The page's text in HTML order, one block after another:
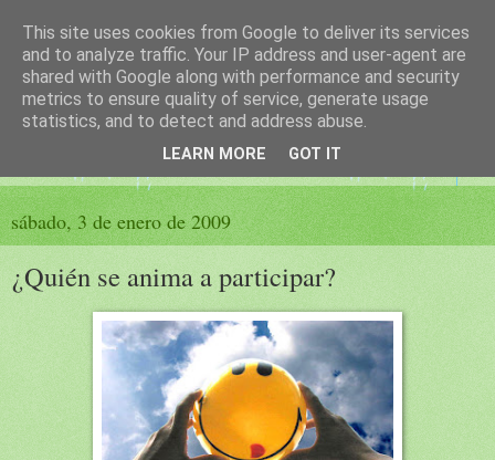
El sueño de las palabras
PÁGINA LITERARIA DE FELISA MORENO
sábado, 3 de enero de 2009
¿Quién se anima a participar?
This site uses cookies from Google to deliver its services
and to analyze traffic. Your IP address and user-agent are
shared with Google along with performance and security
metrics to ensure quality of service, generate usage
statistics, and to detect and address abuse.
LEARN MORE GOT IT